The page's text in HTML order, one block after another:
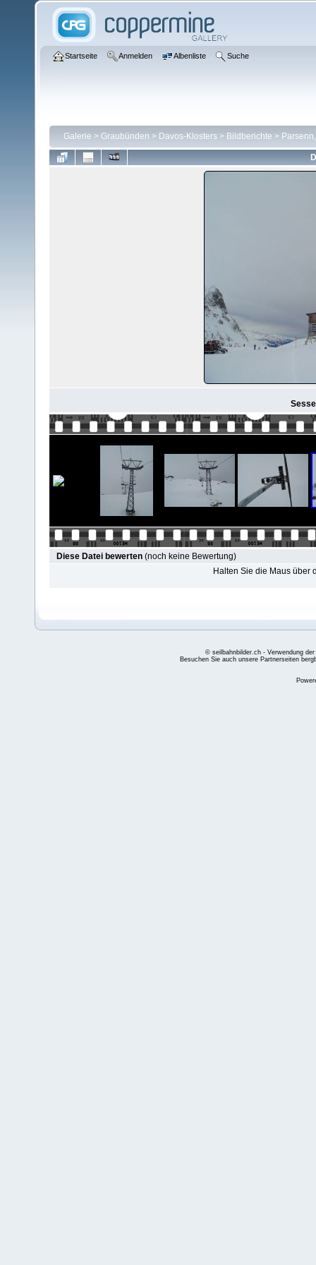
Startseite Anmelden Albenliste Suche
Galerie > Graubünden > Davos-Klosters > Bildberichte >
Diese Datei bewerten (noch keine Bewertung)
Halten Sie die Maus über
© seilbahnbilder.ch - Verwendung
Besuchen Sie auch unsere Partnerseiten